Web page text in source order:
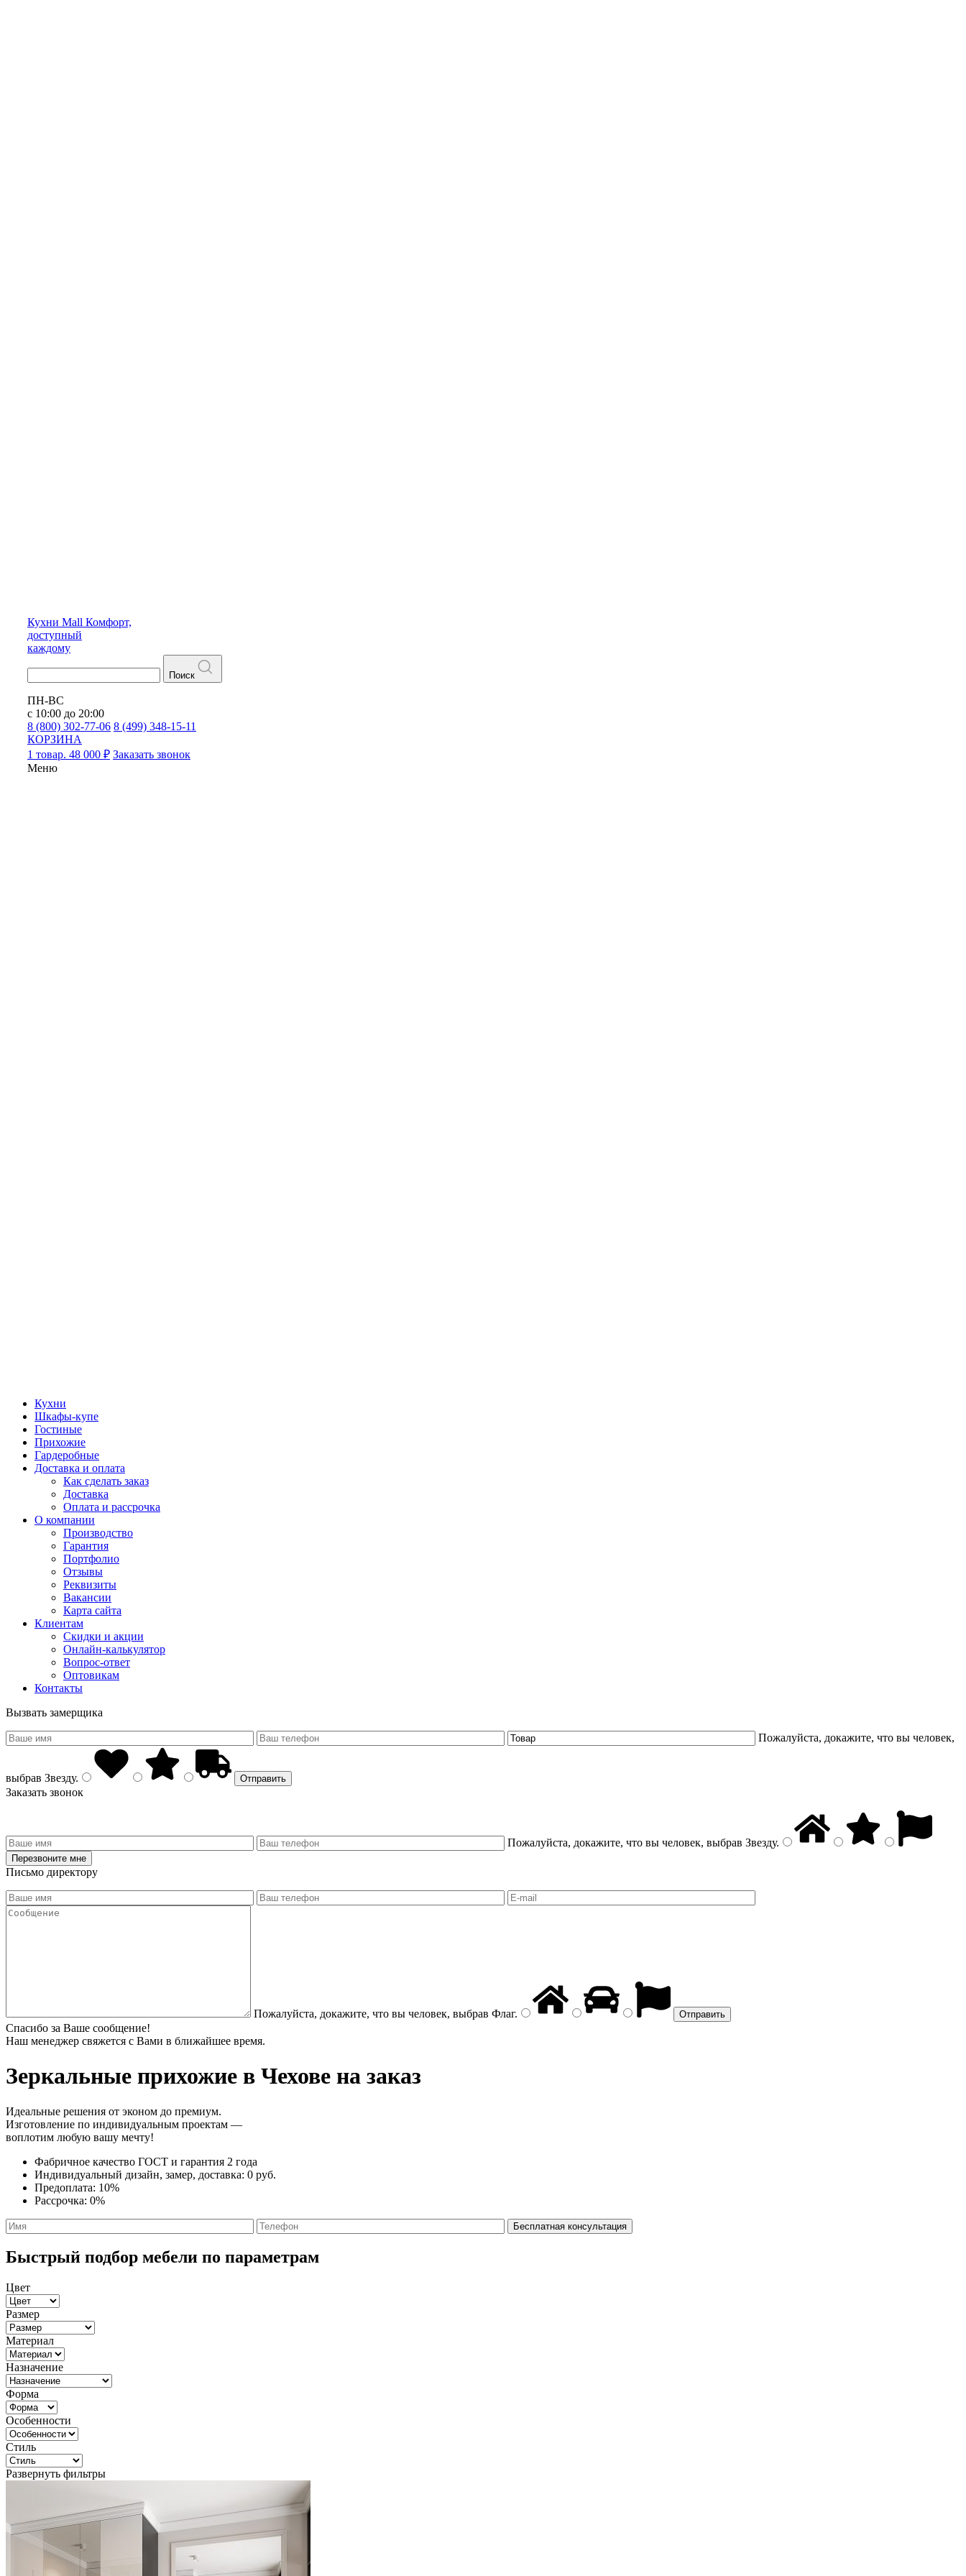
Кухни Mall Комфорт,
доступный
каждому
Поиск
ПН-ВС
с 10:00 до 20:00
8 (800) 302-77-06 8 (499) 348-15-11
КОРЗИНА
1 товар. 48 000 ₽ Заказать звонок
Меню
Кухни
Шкафы-купе
Гостиные
Прихожие
Гардеробные
Доставка и оплата
Как сделать заказ
Доставка
Оплата и рассрочка
О компании
Производство
Гарантия
Портфолио
Отзывы
Реквизиты
Вакансии
Карта сайта
Клиентам
Скидки и акции
Онлайн-калькулятор
Вопрос-ответ
Оптовикам
Контакты
Вызвать замерщика
Пожалуйста, докажите, что вы человек,
выбрав Звезду.
Заказать звонок
Пожалуйста, докажите, что вы человек, выбрав Звезду.
Письмо директору
Пожалуйста, докажите, что вы человек, выбрав Флаг.
Спасибо за Ваше сообщение!
Наш менеджер свяжется с Вами в ближайшее время.
Зеркальные прихожие в Чехове на заказ
Идеальные решения от эконом до премиум.
Изготовление по индивидуальным проектам —
воплотим любую вашу мечту!
Фабричное качество ГОСТ и гарантия 2 года
Индивидуальный дизайн, замер, доставка: 0 руб.
Предоплата: 10%
Рассрочка: 0%
Быстрый подбор мебели по параметрам
Цвет
Размер
Материал
Назначение
Форма
Особенности
Стиль
Развернуть фильтры